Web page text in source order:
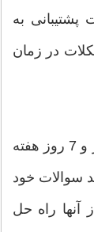
به
در زمان
پشتیبانی فلای تودی در 24 ساعت شبانه‌روز و 7 روز هفته
سوالات خود
آنها راه حل